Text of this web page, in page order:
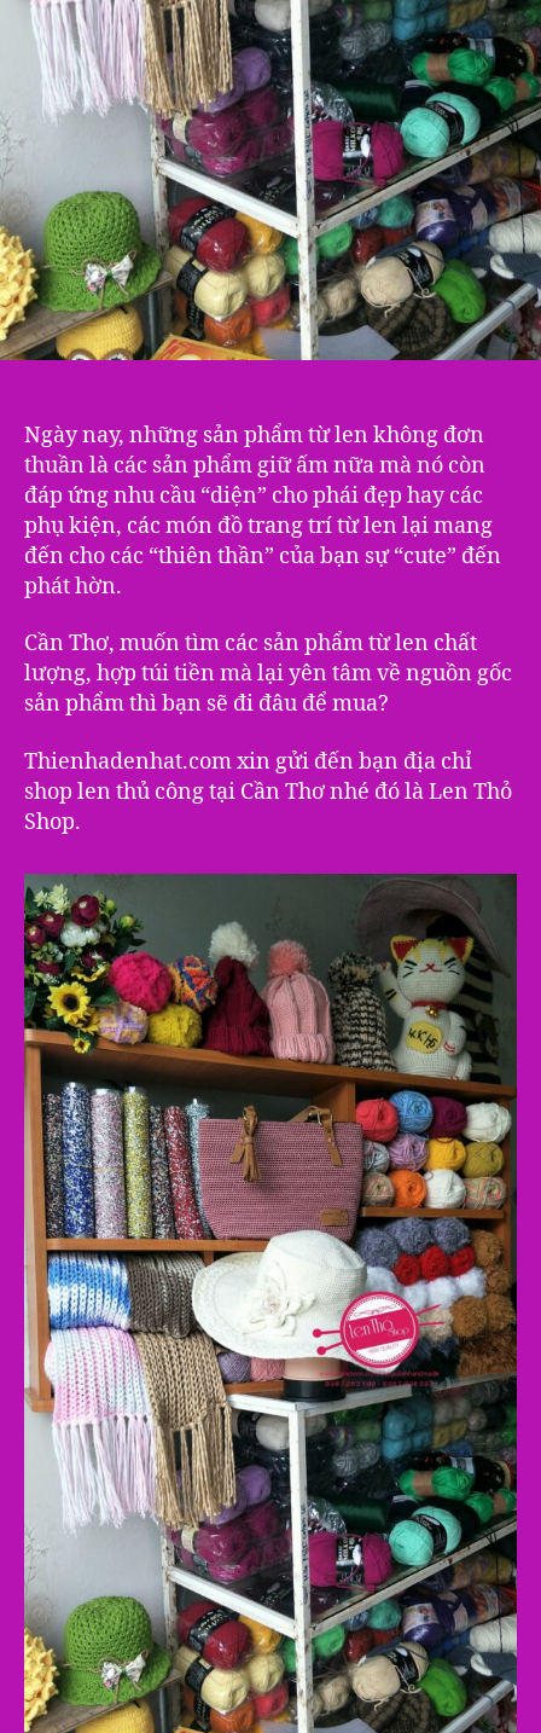
Ngày nay, những sản phẩm từ len không đơn
thuần là các sản phẩm giữ ấm nữa mà nó còn
đáp ứng nhu cầu “diện” cho phái đẹp hay các
phụ kiện, các món đồ trang trí từ len lại mang
đến cho các “thiên thần” của bạn sự “cute” đến
phát hờn.
Cần Thơ, muốn tìm các sản phẩm từ len chất
lượng, hợp túi tiền mà lại yên tâm về nguồn gốc
sản phẩm thì bạn sẽ đi đâu để mua?
Thienhadenhat.com xin gửi đến bạn địa chỉ
shop len thủ công tại Cần Thơ nhé đó là Len Thỏ
Shop.